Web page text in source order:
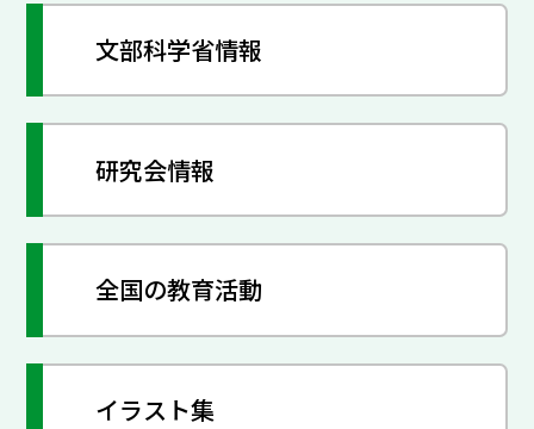
文部科学省情報
研究会情報
全国の教育活動
イラスト集